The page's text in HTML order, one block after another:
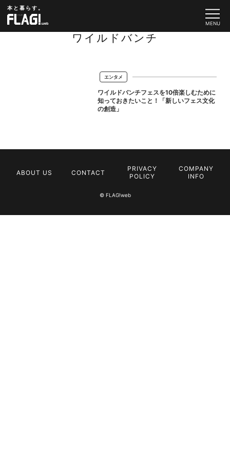
本と暮らす。
ワイルドバンチ
エンタメ
ワイルドバンチフェスを10倍楽しむために
知っておきたいこと！「新しいフェス文化
の創造」
ABOUT US CONTACT
PRIVACY
POLICY
COMPANY
INFO
© FLAG!web